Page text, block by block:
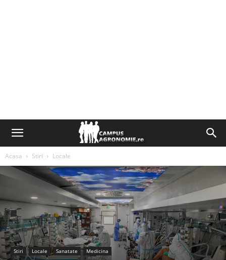
Acasa Stiri Locale
Stiri Locale Sanatate Medicina